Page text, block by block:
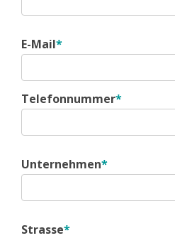
E-Mail*
Telefonnummer*
Unternehmen*
Strasse*